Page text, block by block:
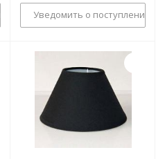
Уведомить о поступлении